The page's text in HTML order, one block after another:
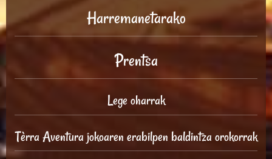
Harremanetarako
Prentsa
Lege oharrak
Tèrra Aventura jokoaren erabilpen baldintza orokorrak